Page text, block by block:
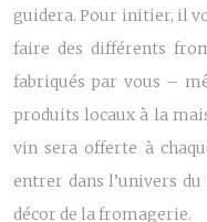
guidera. Pour initier, il
faire des différents
fabriqués par vous –
produits locaux à la
vin sera offerte à
entrer dans l’univers
décor de la fromagerie.